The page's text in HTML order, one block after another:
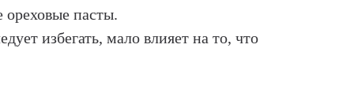
ореховые пасты.
избегать, мало влияет на то, что